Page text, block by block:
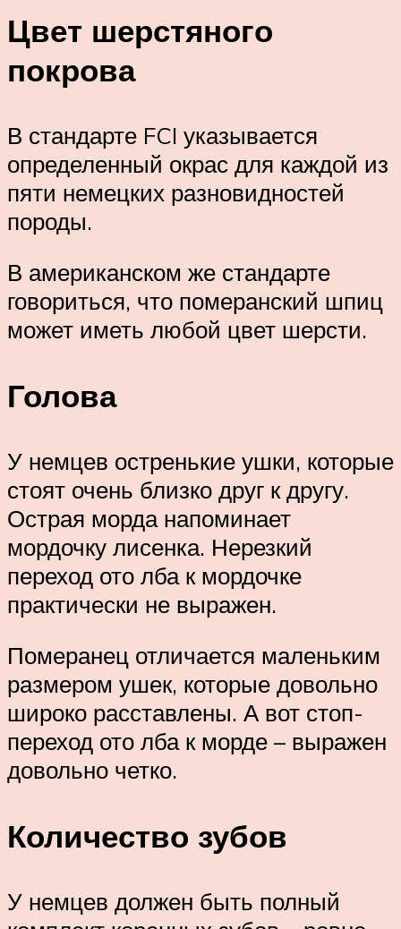
Цвет шерстяного
покрова
В стандарте FCI указывается
определенный окрас для каждой из
пяти немецких разновидностей
породы.
В американском же стандарте
говориться, что померанский шпиц
может иметь любой цвет шерсти.
Голова
У немцев остренькие ушки, которые
стоят очень близко друг к другу.
Острая морда напоминает
мордочку лисенка. Нерезкий
переход ото лба к мордочке
практически не выражен.
Померанец отличается маленьким
размером ушек, которые довольно
широко расставлены. А вот стоп-
переход ото лба к морде – выражен
довольно четко.
Количество зубов
У немцев должен быть полный